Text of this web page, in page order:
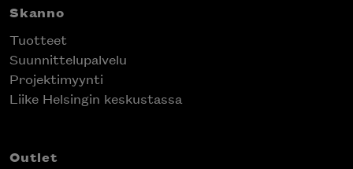
Skanno
Tuotteet
Suunnittelupalvelu
Projektimyynti
Liike Helsingin keskustassa
Outlet